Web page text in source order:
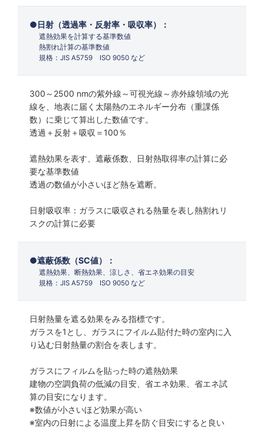
日射（透過率・反射率・吸収率）：
遮熱効果を計算する基準数値
熱割れ計算の基準数値
規格：JIS A5759 ISO 9050 など
300～2500 nmの紫外線～可視光線～赤外線領域の光
線を、地表に届く太陽熱のエネルギー分布（重課係
数）に乗じて算出した数値です。
透過＋反射＋吸収＝100％
遮熱効果を表す、遮蔽係数、日射熱取得率の計算に必
要な基準数値
透過の数値が小さいほど熱を遮断。
日射吸収率：ガラスに吸収される熱量を表し熱割れリ
スクの計算に必要
遮蔽係数（SC値）：
遮熱効果、断熱効果、涼しさ、省エネ効果の目安
規格：JIS A5759 ISO 9050 など
日射熱量を遮る効果をみる指標です。
ガラスを1とし、ガラスにフイルム貼付た時の室内に入
り込む日射熱量の割合を表します。
ガラスにフィルムを貼った時の遮熱効果
建物の空調負荷の低減の目安、省エネ効果、省エネ試
算の目安になります。
※数値が小さいほど効果が高い
※室内の日射による温度上昇を防ぐ目安にすると良い